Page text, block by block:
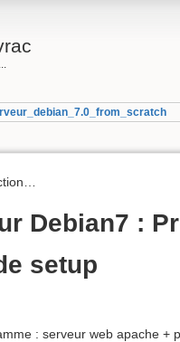
Debian7 :
setup
: serveur web apache +